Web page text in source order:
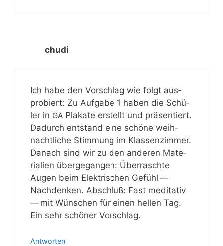
chudi
Ich habe den Vor­schlag wie folgt aus­
pro­biert: Zu Auf­ga­be 1 haben die Schü­
ler in GA Pla­ka­te erstellt und prä­sen­tiert.
Dadurch ent­stand eine schö­ne weih­
nacht­li­che Stim­mung im Klas­sen­zim­mer.
Danach sind wir zu den ande­ren Mate­
ria­li­en über­ge­gan­gen: Über­rasch­te
Augen beim Elek­tri­schen Gefühl —
Nach­den­ken. Abschluß: Fast medi­ta­tiv
— mit Wün­schen für einen hel­len Tag.
Ein sehr schö­ner Vorschlag.
Antworten